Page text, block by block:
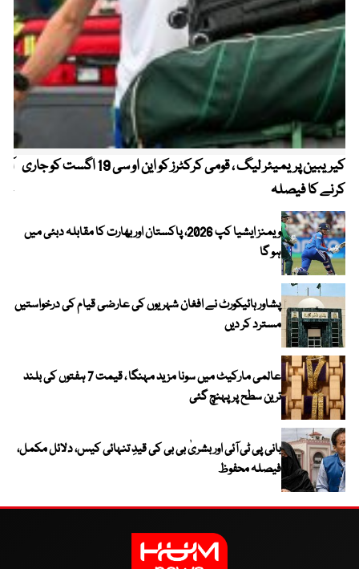
کیریبین پریمیئر لیگ ، قومی کرکٹرز کو این او سی 19 اگست کو جاری
کرنے کا فیصلہ
ویمنز ایشیا کپ 2026، پاکستان اور بھارت کا مقابلہ دبئی میں
ہو گا
پشاور ہائیکورٹ نے افغان شہریوں کی عارضی قیام کی درخواستیں
مسترد کر دیں
عالمی مارکیٹ میں سونا مزید مہنگا ، قیمت 7 ہفتوں کی بلند
ترین سطح پر پہنچ گئی
بانی پی ٹی آئی اور بشریٰ بی بی کی قیدِ تنہائی کیس، دلائل مکمل،
فیصلہ محفوظ